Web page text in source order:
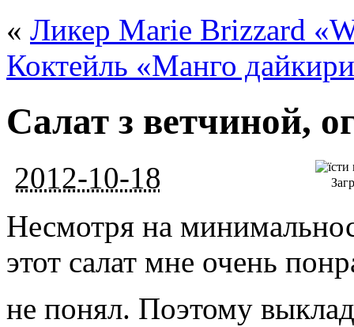
« Ликер Marie Brizzard
Коктейль «Манго
Салат з ветчиной,
2012-10-18
Несмотря на
этот салат мне очень
не понял. Поэтому